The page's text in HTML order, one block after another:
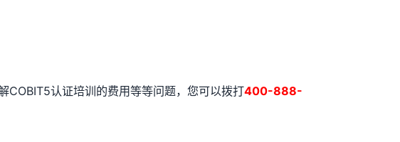
认证培训的费用等等问题，您可以拨打400-888-